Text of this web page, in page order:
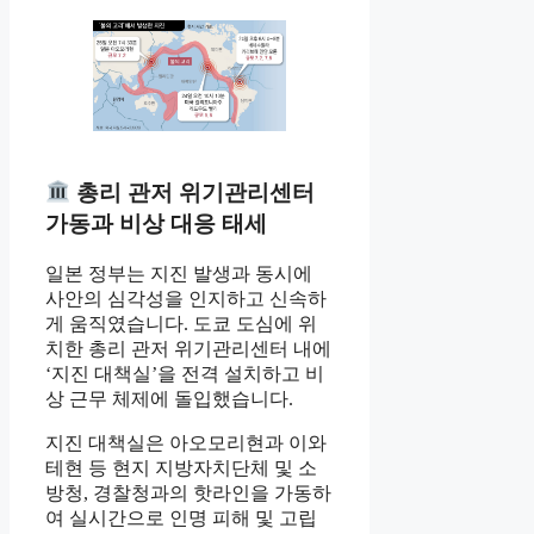
총리 관저 위기관리센터
가동과 비상 대응 태세
일본 정부는 지진 발생과 동시에
사안의 심각성을 인지하고 신속하
게 움직였습니다. 도쿄 도심에 위
치한 총리 관저 위기관리센터 내에
‘지진 대책실’을 전격 설치하고 비
상 근무 체제에 돌입했습니다.
지진 대책실은 아오모리현과 이와
테현 등 현지 지방자치단체 및 소
방청, 경찰청과의 핫라인을 가동하
여 실시간으로 인명 피해 및 고립